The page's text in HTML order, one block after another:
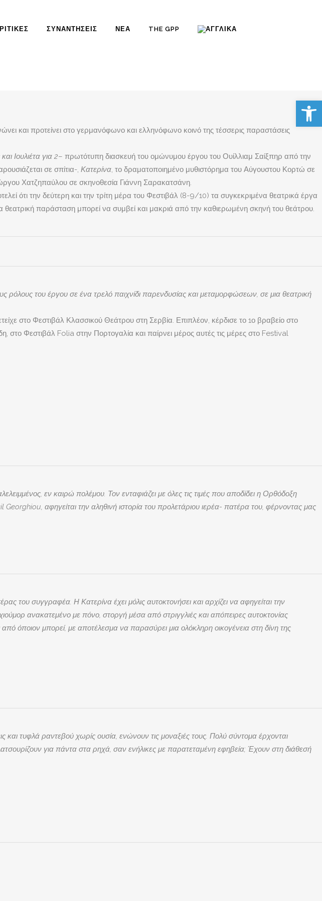
ΣΥΝΑΝΤΉΣΕΙΣ ΝΈΑ THE GPP
και προτείνει στο γερμανόφωνο και ελληνόφωνο κοινό της τέσσερις παραστάσεις
Ιουλιέτα για 2– πρωτότυπη διασκευή του ομώνυμου έργου του Ουίλλιαμ Σαίξπηρ από την
σε σπίτια-, Κατερίνα, το δραματοποιημένο μυθιστόρημα του Αύγουστου Κορτώ σε
Χατζηπαύλου σε σκηνοθεσία Γιάννη Σαρακατσάνη.
ότι την δεύτερη και την τρίτη μέρα του Φεστιβάλ (8-9/10) τα συγκεκριμένα θεατρικά έργα
θεατρική παράσταση μπορεί να συμβεί και μακριά από την καθιερωμένη σκηνή του θεάτρου.
του έργου σε ένα τρελό παιχνίδι παρενδυσίας και μεταμορφώσεων, σε μια θεατρική
στο Φεστιβάλ Κλασσικού Θεάτρου στη Σερβία. Επιπλέον, κέρδισε το 1ο βραβείο στο
Φεστιβάλ Folia στην Πορτογαλία και παίρνει μέρος αυτές τις μέρες στο Festival
εν καιρώ πολέμου. Τον ενταφιάζει με όλες τις τιμές που αποδίδει η Ορθόδοξη
αφηγείται την αληθινή ιστορία του προλετάριου ιερέα- πατέρα του, φέρνοντας μας
του συγγραφέα. Η Κατερίνα έχει μόλις αυτοκτονήσει και αρχίζει να αφηγείται την
ανακατεμένο με πόνο, στοργή μέσα από στριγγλιές και απόπειρες αυτοκτονίας
όποιον μπορεί, με αποτέλεσμα να παρασύρει μια ολόκληρη οικογένεια στη δίνη της
και τυφλά ραντεβού χωρίς ουσία, ενώνουν τις μοναξιές τους. Πολύ σύντομα έρχονται
για πάντα στα ρηχά, σαν ενήλικες με παρατεταμένη εφηβεία; Έχουν στη διάθεσή